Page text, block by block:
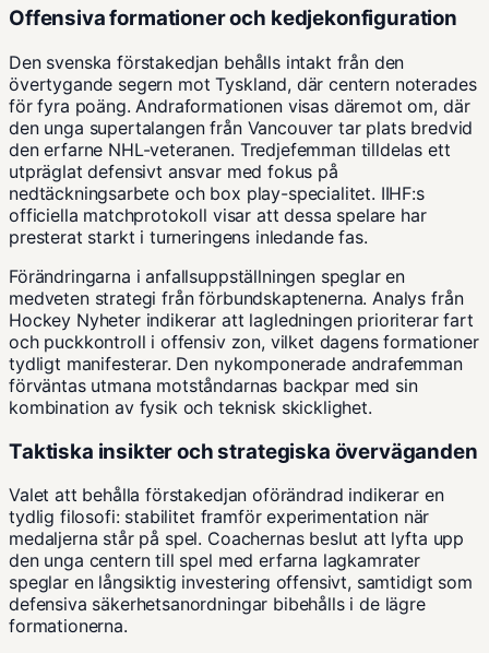
Offensiva formationer och kedjekonfiguration
Den svenska förstakedjan behålls intakt från den
övertygande segern mot Tyskland, där centern noterades
för fyra poäng. Andraformationen visas däremot om, där
den unga supertalangen från Vancouver tar plats bredvid
den erfarne NHL-veteranen. Tredjefemman tilldelas ett
utpräglat defensivt ansvar med fokus på
nedtäckningsarbete och box play-specialitet. IIHF:s
officiella matchprotokoll visar att dessa spelare har
presterat starkt i turneringens inledande fas.
Förändringarna i anfallsuppställningen speglar en
medveten strategi från förbundskaptenerna. Analys från
Hockey Nyheterindikerar att lagledningen prioriterar fart
och puckkontroll i offensiv zon, vilket dagens formationer
tydligt manifesterar. Den nykomponerade andrafemman
förväntas utmana motståndarnas backpar med sin
kombination av fysik och teknisk skicklighet.
Taktiska insikter och strategiska överväganden
Valet att behålla förstakedjan oförändrad indikerar en
tydlig filosofi: stabilitet framför experimentation när
medaljerna står på spel. Coachernas beslut att lyfta upp
den unga centern till spel med erfarna lagkamrater
speglar en långsiktig investering offensivt, samtidigt som
defensiva säkerhetsanordningar bibehålls i de lägre
formationerna.